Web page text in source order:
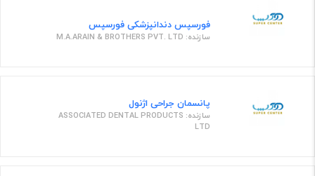
فورسپس دندانپزشکی فورسپس
سازنده: M.A.ARAIN & BROTHERS PVT. LTD
پانسمان جراحی اژنول
سازنده: ASSOCIATED DENTAL PRODUCTS
LTD